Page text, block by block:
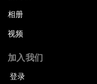
相册
视频
加入我们
登录